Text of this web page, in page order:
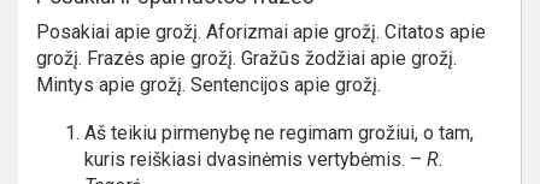
Posakiai apie grožį. Aforizmai apie grožį. Citatos apie
grožį. Frazės apie grožį. Gražūs žodžiai apie grožį.
Mintys apie grožį. Sentencijos apie grožį.
Aš teikiu pirmenybę ne regimam grožiui, o tam,
kuris reiškiasi dvasinėmis vertybėmis. – R.